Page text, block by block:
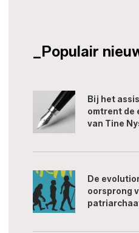
_Populair
Bij het
omtrent de
van Tine
De
oorsprong